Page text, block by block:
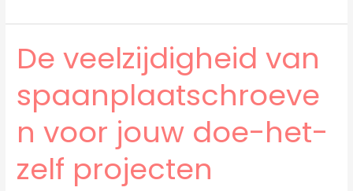
De veelzijdigheid van
spaanplaatschroeve
n voor jouw doe-het-
zelf projecten
De
veelzijdigheid
van
spaanplaatschroeven
voor
doe-